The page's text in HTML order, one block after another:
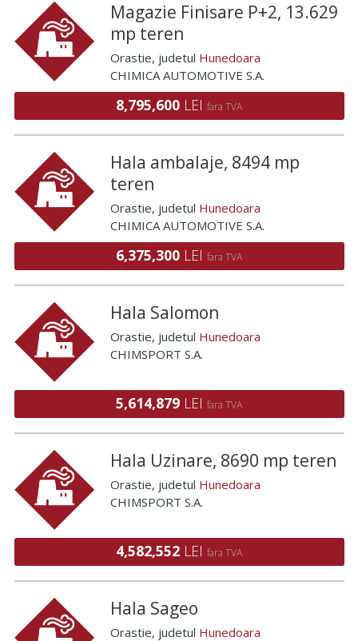
Magazie Finisare P+2, 13.629
mp teren
Orastie, judetul Hunedoara
CHIMICA AUTOMOTIVE S.A.
8,795,600 LEI fara TVA
Hala ambalaje, 8494 mp
teren
Orastie, judetul Hunedoara
CHIMICA AUTOMOTIVE S.A.
6,375,300 LEI fara TVA
Hala Salomon
Orastie, judetul Hunedoara
CHIMSPORT S.A.
5,614,879 LEI fara TVA
Hala Uzinare, 8690 mp teren
Orastie, judetul Hunedoara
CHIMSPORT S.A.
4,582,552 LEI fara TVA
Hala Sageo
Orastie, judetul Hunedoara